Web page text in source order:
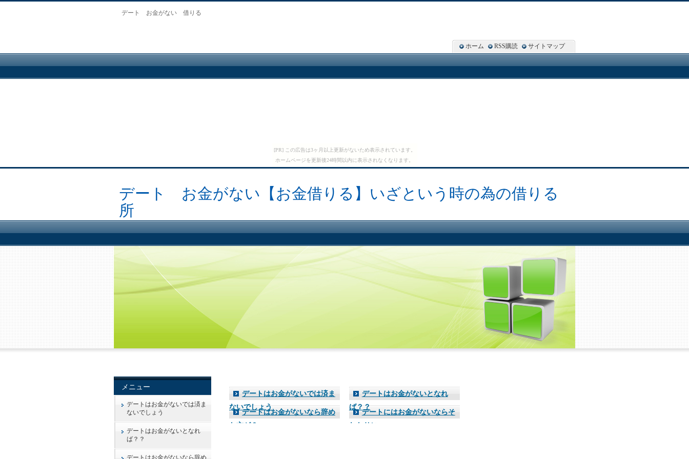
[PR] この広告は3ヶ月以上更新がないため表示されています。
ホームページを更新後24時間以内に表示されなくなります。
デート お金がない 借りる
デート お金がない【お金借りる】いざという時の為の借りる
所
デートはお金がないでは済ま
ないでしょう
デートはお金がないなら辞め
た方が？
デートはお金がないとなれ
ば？？
デートにはお金がないならそ
れなりに・・・。
メニュー
デートはお金がないでは済ま
ないでしょう
デートはお金がないとなれ
ば？？
デートはお金がないなら辞め
ホーム RSS購読 サイトマップ